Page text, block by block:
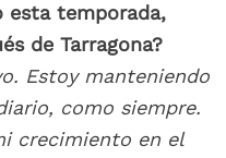
esta temporada,
de Tarragona?
Estoy manteniendo
como siempre.
crecimiento en el